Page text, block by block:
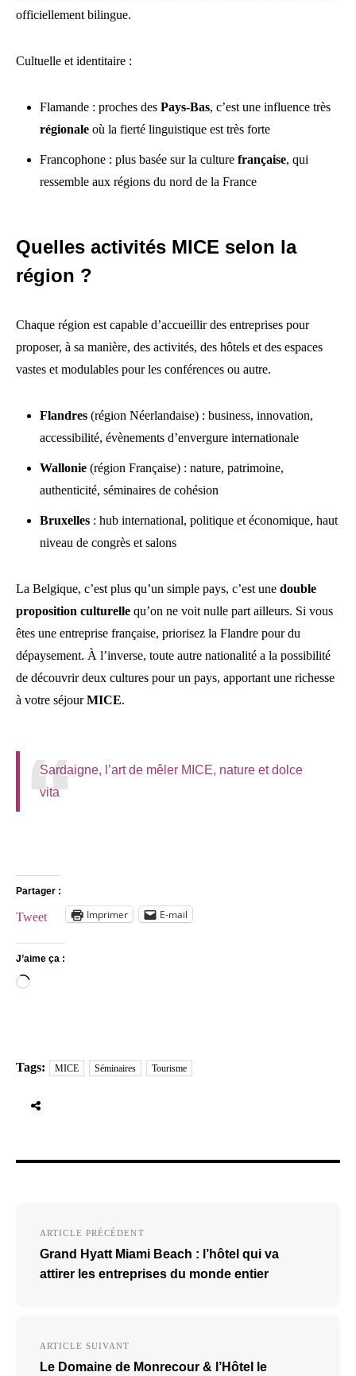
officiellement bilingue.
Cultuelle et identitaire :
Flamande : proches des Pays-Bas, c’est une influence très
régionale où la fierté linguistique est très forte
Francophone : plus basée sur la culture française, qui
ressemble aux régions du nord de la France
Quelles activités MICE selon la
région ?
Chaque région est capable d’accueillir des entreprises pour
proposer, à sa manière, des activités, des hôtels et des espaces
vastes et modulables pour les conférences ou autre.
Flandres (région Néerlandaise) : business, innovation,
accessibilité, évènements d’envergure internationale
Wallonie (région Française) : nature, patrimoine,
authenticité, séminaires de cohésion
Bruxelles : hub international, politique et économique, haut
niveau de congrès et salons
La Belgique, c’est plus qu’un simple pays, c’est une double
proposition culturelle qu’on ne voit nulle part ailleurs. Si vous
êtes une entreprise française, priorisez la Flandre pour du
dépaysement. À l’inverse, toute autre nationalité a la possibilité
de découvrir deux cultures pour un pays, apportant une richesse
à votre séjourMICE.
Sardaigne, l’art de mêler MICE, nature et dolce
vita
Partager :
Tweet Imprimer E-mail
J’aime ça :
Chargement…
Tags: MICE Séminaires Tourisme
l’article
ARTICLE PRÉCÉDENT
Grand Hyatt Miami Beach : l’hôtel qui va
attirer les entreprises du monde entier
ARTICLE SUIVANT
Le Domaine de Monrecour & l’Hôtel le